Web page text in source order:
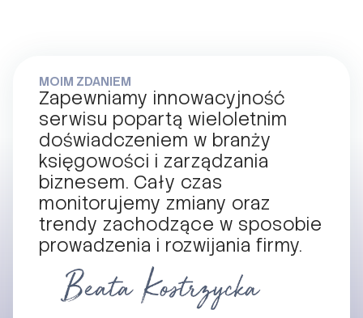
MOIM ZDANIEM
Zapewniamy innowacyjność
serwisu popartą wieloletnim
doświadczeniem w branży
księgowości i zarządzania
biznesem. Cały czas
monitorujemy zmiany oraz
trendy zachodzące w sposobie
prowadzenia i rozwijania firmy.